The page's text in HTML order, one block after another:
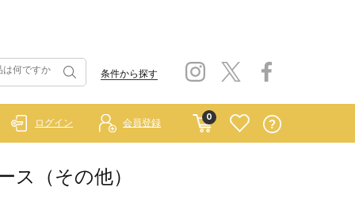
条件から探す
0
ログイン 会員登録
ス（その他）